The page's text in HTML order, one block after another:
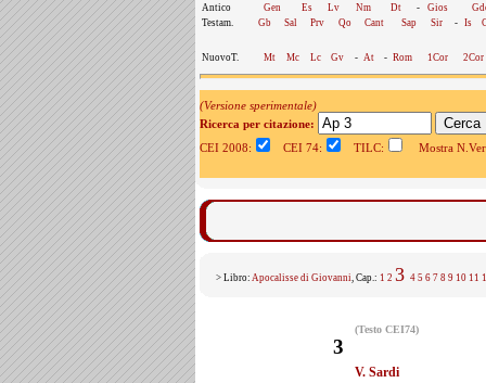
Antico Gen Es Lv Nm Dt - Gios
Testam.
Gb Sal Prv Qo Cant Sap Sir - Is
NuovoT. Mt Mc Lc Gv - At - Rom 1Cor 2Cor
(Versione sperimentale)
Ricerca per citazione:
CEI 2008:
CEI 74: TILC: Mostra
> Libro: Apocalisse di Giovanni, Cap.: 1 2 3 4 5 6 7 8 9 10 11
(Testo CEI74)
3
V. Sardi